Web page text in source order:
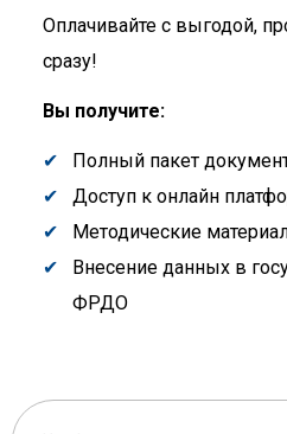
Оплачивайте с выгодой,
сразу!
Вы получите:
Полный пакет
Доступ к онлайн
Методические
Внесение данных в
ФРДО